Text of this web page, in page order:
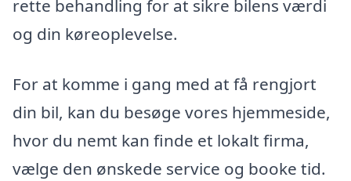
rette behandling for at sikre bilens værdi
og din køreoplevelse.
For at komme i gang med at få rengjort
din bil, kan du besøge vores hjemmeside,
hvor du nemt kan finde et lokalt firma,
vælge den ønskede service og booke tid.